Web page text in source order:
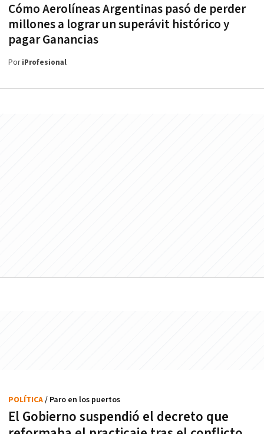
Cómo Aerolíneas Argentinas pasó de perder
millones a lograr un superávit histórico y
pagar Ganancias
PoriProfesional
El Gobierno suspendió el decreto que
POLÍTICA/ Paro en los puertos